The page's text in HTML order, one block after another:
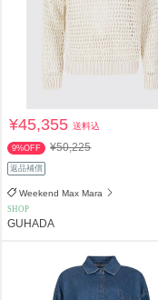
¥45,355送料込
9%OFF ¥50,225
返品補償
Weekend Max Mara
SHOP
GUHADA